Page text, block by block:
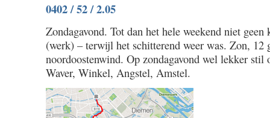
0402 / 52 / 2.05
Zondagavond. Tot dan het hele weekend niet geen
(werk) – terwijl het schitterend weer was. Zon, 12
noordoostenwind. Op zondagavond wel lekker stil
Waver, Winkel, Angstel, Amstel.